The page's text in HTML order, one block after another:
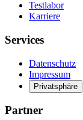
Testlabor
Karriere
Services
Datenschutz
Impressum
Privatsphäre
Partner